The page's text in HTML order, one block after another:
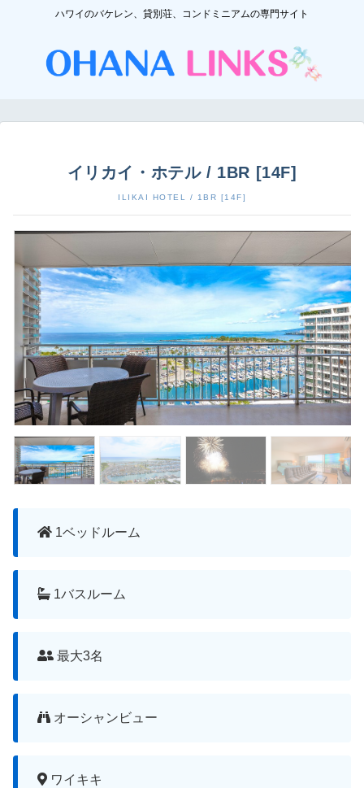
ハワイのバケレン、貸別荘、コンドミニアムの専門サイト
イリカイ・ホテル / 1BR [14F]
ILIKAI HOTEL / 1BR [14F]
1ベッドルーム
1バスルーム
最大3名
オーシャンビュー
ワイキキ